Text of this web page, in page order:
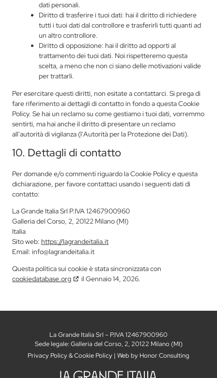
dati personali.
Diritto di trasferire i tuoi dati: hai il diritto di richiedere
tutti i tuoi dati dal controllore e trasferirli tutti quanti ad
un altro controllore.
Diritto di opposizione: hai il diritto ad opporti al
trattamento dei tuoi dati. Noi rispetteremo questa
scelta, a meno che non ci siano delle motivazioni valide
per trattarli.
Per esercitare questi diritti, non esitate a contattarci. Si prega di
fare riferimento ai dettagli di contatto in fondo a questa Cookie
Policy. Se hai un reclamo su come gestiamo i tuoi dati, vorremmo
sentirti, ma hai anche il diritto di presentare un reclamo
all'autorità di vigilanza (l'Autorità per la Protezione dei Dati).
10. Dettagli di contatto
Per domande e/o commenti riguardo la Cookie Policy e questa
dichiarazione, per favore contattaci usando i seguenti dati di
contatto:
La Grande Italia Srl P.IVA 12467900960
Galleria del Corso, 2, 20122 Milano (MI)
Italia
Sito web: https://lagrandeitalia.it
Email: info@lagrandeitalia.it
Questa politica sui cookie è stata sincronizzata con
cookiedatabase.org
il Gennaio 14, 2026.
La Grande Italia Srl – P.IVA 12467900960
Sede legale: Galleria del Corso, 2, 20122 Milano (MI)
Privacy Policy&Cookie Policy | Web by Honor Consulting